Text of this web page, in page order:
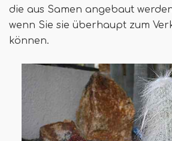
die aus Samen angebaut
wenn Sie sie überhaupt zum
können.